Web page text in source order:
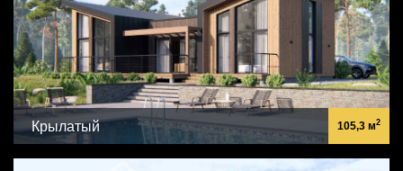
Крылатый 105,3 м2